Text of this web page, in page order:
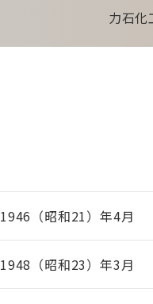
力石化
1946（昭和21）年4月
1948（昭和23）年3月